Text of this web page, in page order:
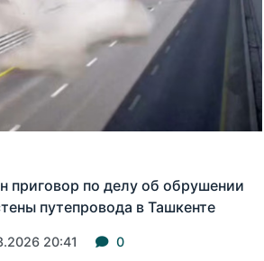
приговор по делу об обрушении
путепровода в Ташкенте
20:41 0